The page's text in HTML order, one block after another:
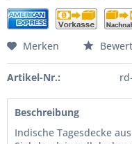
Merken
Artikel-Nr.:
Beschreibung
Indische Tagesdecke